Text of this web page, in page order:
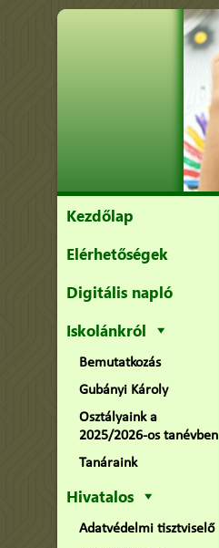
Kezdőlap
Elérhetőségek
Digitális napló
Iskolánkról
Bemutatkozás
Gubányi Károly
Osztályaink a
2025/2026-os tanévben
Tanáraink
Hivatalos
Adatvédelmi tisztviselő